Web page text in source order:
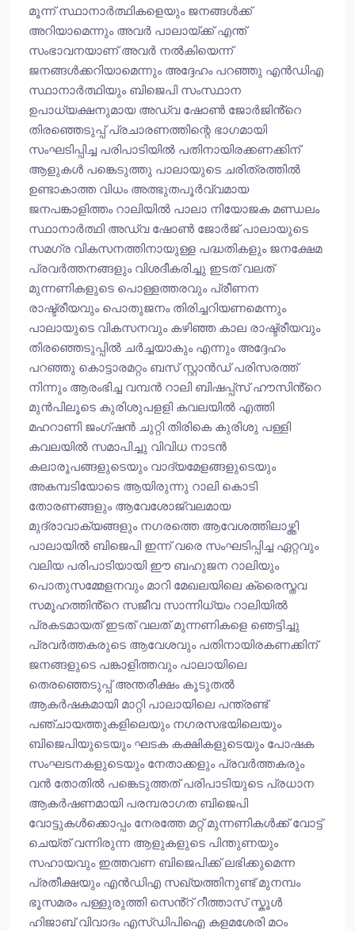
മൂന്ന് സ്ഥാനാർത്ഥികളെയും ജനങ്ങൾക്ക്
അറിയാമെന്നും അവർ പാലായ്ക്ക് എന്ത്
സംഭാവനയാണ് അവർ നൽകിയെന്ന്
ജനങ്ങൾക്കറിയാമെന്നും അദ്ദേഹം പറഞ്ഞു എൻഡിഎ
സ്ഥാനാർത്ഥിയും ബിജെപി സംസ്ഥാന
ഉപാധ്യക്ഷനുമായ അഡ്വ ഷോൺ ജോർജിൻ്റെ
തിരഞ്ഞെടുപ്പ് പ്രചാരണത്തിന്റെ ഭാഗമായി
സംഘടിപ്പിച്ച പരിപാടിയിൽ പതിനായിരക്കണക്കിന്
ആളുകൾ പങ്കെടുത്തു പാലായുടെ ചരിത്രത്തിൽ
ഉണ്ടാകാത്ത വിധം അത്ഭുതപൂർവ്വമായ
ജനപങ്കാളിത്തം റാലിയിൽ പാലാ നിയോജക മണ്ഡലം
സ്ഥാനാർത്ഥി അഡ്വ ഷോൺ ജോർജ് പാലായുടെ
സമഗ്ര വികസനത്തിനായുള്ള പദ്ധതികളും ജനക്ഷേമ
പ്രവർത്തനങ്ങളും വിശദീകരിച്ചു ഇടത് വലത്
മുന്നണികളുടെ പൊള്ളത്തരവും പ്രീണന
രാഷ്ട്രീയവും പൊതുജനം തിരിച്ചറിയണമെന്നും
പാലായുടെ വികസനവും കഴിഞ്ഞ കാല രാഷ്ട്രീയവും
തിരഞ്ഞെടുപ്പിൽ ചർച്ചയാകും എന്നും അദ്ദേഹം
പറഞ്ഞു കൊട്ടാരമറ്റം ബസ് സ്റ്റാൻഡ് പരിസരത്ത്
നിന്നും ആരംഭിച്ച വമ്പൻ റാലി ബിഷപ്പ്സ് ഹൗസിൻ്റെ
മുൻപിലൂടെ കുരിശുപളളി കവലയിൽ എത്തി
മഹറാണി ജംഗ്ഷൻ ചുറ്റി തിരികെ കുരിശു പള്ളി
കവലയിൽ സമാപിച്ചു വിവിധ നാടൻ
കലാരൂപങ്ങളുടെയും വാദ്യമേളങ്ങളുടെയും
അകമ്പടിയോടെ ആയിരുന്നു റാലി കൊടി
തോരണങ്ങളും ആവേശോജ്വലമായ
മുദ്രാവാക്യങ്ങളും നഗരത്തെ ആവേശത്തിലാഴ്ത്തി
പാലായിൽ ബിജെപി ഇന്ന് വരെ സംഘടിപ്പിച്ച ഏറ്റവും
വലിയ പരിപാടിയായി ഈ ബഹുജന റാലിയും
പൊതുസമ്മേളനവും മാറി മേഖലയിലെ ക്രൈസ്തവ
സമൂഹത്തിൻ്റെ സജീവ സാന്നിധ്യം റാലിയിൽ
പ്രകടമായത് ഇടത് വലത് മുന്നണികളെ ഞെട്ടിച്ചു
പ്രവർത്തകരുടെ ആവേശവും പതിനായിരകണക്കിന്
ജനങ്ങളുടെ പങ്കാളിത്തവും പാലായിലെ
തെരഞ്ഞെടുപ്പ് അന്തരീക്ഷം കൂടുതൽ
ആകർഷകമായി മാറ്റി പാലായിലെ പന്ത്രണ്ട്
പഞ്ചായത്തുകളിലെയും നഗരസഭയിലെയും
ബിജെപിയുടെയും ഘടക കക്ഷികളുടെയും പോഷക
സംഘടനകളുടെയും നേതാക്കളും പ്രവർത്തകരും
വൻ തോതിൽ പങ്കെടുത്തത് പരിപാടിയുടെ പ്രധാന
ആകർഷണമായി പരമ്പരാഗത ബിജെപി
വോട്ടുകൾക്കൊപ്പം നേരത്തേ മറ്റ് മുന്നണികൾക്ക് വോട്ട്
ചെയ്ത് വന്നിരുന്ന ആളുകളുടെ പിന്തുണയും
സഹായവും ഇത്തവണ ബിജെപിക്ക് ലഭിക്കുമെന്ന
പ്രതീക്ഷയും എൻഡിഎ സഖ്യത്തിനുണ്ട് മുനമ്പം
ഭൂസമരം പള്ളുരുത്തി സെൻ്റ് റീത്താസ് സ്കൂൾ
ഹിജാബ് വിവാദം എസ്ഡിപിഐ കളമശേരി മഠം